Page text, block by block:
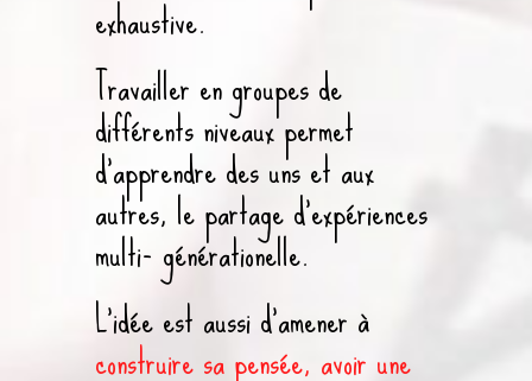
exhaustive.
Travailler en groupes de
différents niveaux permet
d’apprendre des uns et aux
autres, le partage d’expériences
multi- générationelle.
L’idée est aussi d’amener à
construire sa pensée, avoir une